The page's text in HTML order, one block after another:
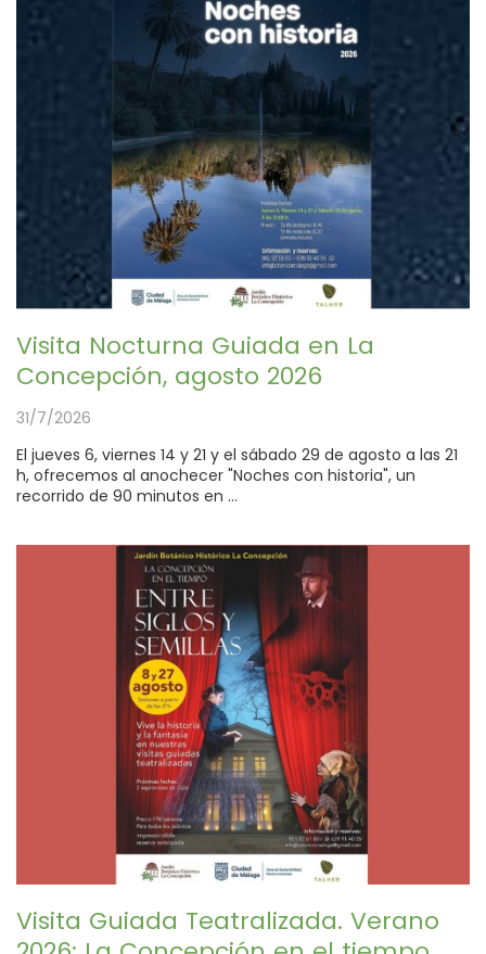
Visita Nocturna Guiada en La
Concepción, agosto 2026
31/7/2026
El jueves 6, viernes 14 y 21 y el sábado 29 de agosto a las 21
h, ofrecemos al anochecer "Noches con historia", un
recorrido de 90 minutos en ...
Visita Guiada Teatralizada. Verano